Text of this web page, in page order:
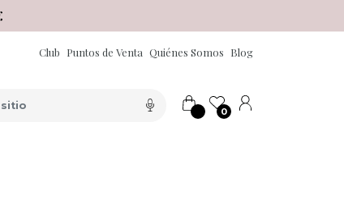
Club Puntos de Venta Quiénes Somos Blog
0